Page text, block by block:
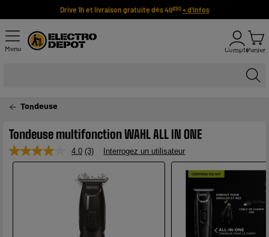
Drive 1h et livraison gratuite dès 49€90 + d'infos
Menu ComptePanier
Tondeuse
Tondeuse multifonction WAHL ALL IN ONE
4.0 Lire
3
avis.
Lien
sur
la
même
page.
(3) Interrogez un utilisateur